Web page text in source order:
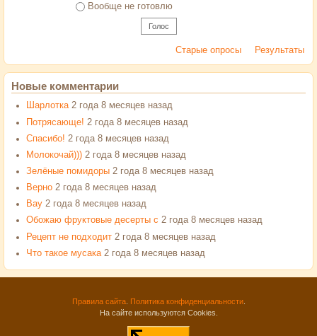
Вообще не готовлю
Старые опросы Результаты
Новые комментарии
Шарлотка 2 года 8 месяцев назад
Потрясающе! 2 года 8 месяцев назад
Спасибо! 2 года 8 месяцев назад
Молокочай))) 2 года 8 месяцев назад
Зелёные помидоры 2 года 8 месяцев назад
Верно 2 года 8 месяцев назад
Вау 2 года 8 месяцев назад
Обожаю фруктовые десерты с 2 года 8 месяцев назад
Рецепт не подходит 2 года 8 месяцев назад
Что такое мусака 2 года 8 месяцев назад
Правила сайта. Политика конфиденциальности.
На сайте используются Cookies.